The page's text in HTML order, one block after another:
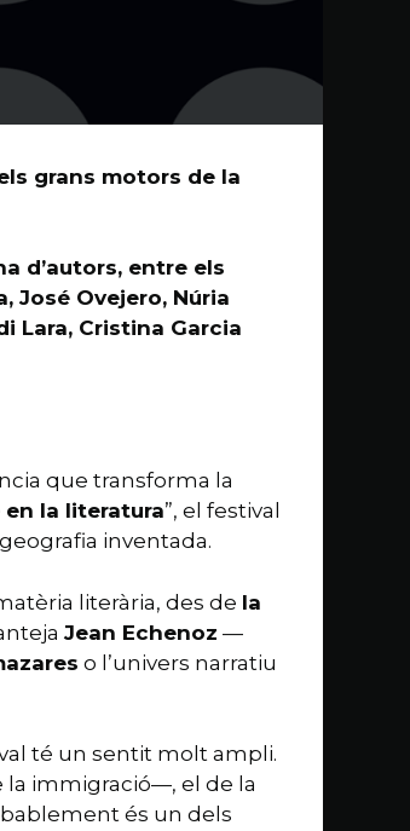
grans motors de la
d’autors, entre els
José Ovejero, Núria
Lara, Cristina Garcia
que transforma la
en la literatura”, el festival
inventada.
literària, des de la
Jean Echenoz —
o l’univers narratiu
té un sentit molt ampli.
la immigració—, el de la
és un dels